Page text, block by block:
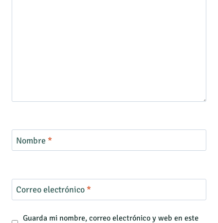
Nombre *
Correo electrónico *
Guarda mi nombre, correo electrónico y web en este